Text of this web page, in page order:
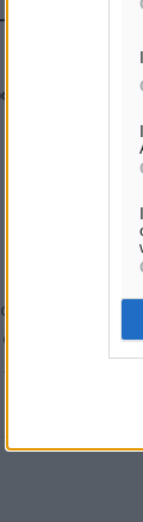
σε
τον εκάστοτε
δικαίωμα να
καμμία